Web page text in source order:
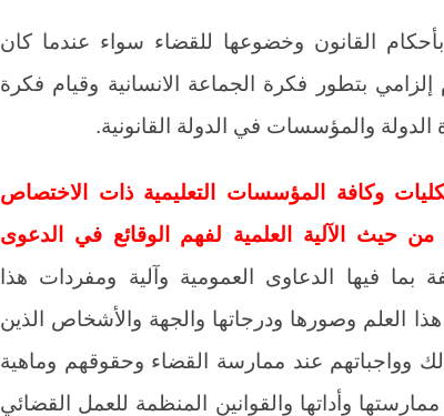
بأحكام القانون وخضوعها للقضاء سواء عندما كان
إلزامي بتطور فكرة الجماعة الانسانية وقيام فكرة
والمؤسسات في الدولة القانونية.
وكافة المؤسسات التعليمية ذات الاختصاص
حيث الآلية العلمية لفهم الوقائع في الدعوى
بما فيها الدعاوى العمومية وآلية ومفردات هذا
العلم وصورها ودرجاتها والجهة والأشخاص الذين
وواجباتهم عند ممارسة القضاء وحقوقهم وماهية
وأداتها والقوانين المنظمة للعمل القضائي